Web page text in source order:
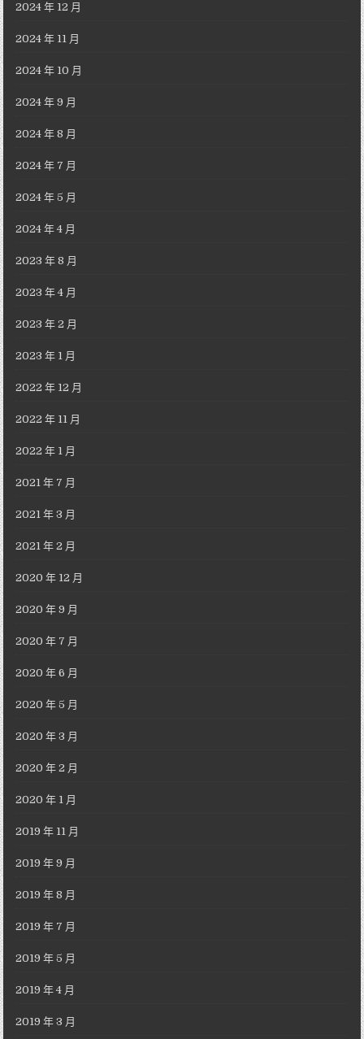
2024 年 12 月
2024 年 11 月
2024 年 10 月
2024 年 9 月
2024 年 8 月
2024 年 7 月
2024 年 5 月
2024 年 4 月
2023 年 8 月
2023 年 4 月
2023 年 2 月
2023 年 1 月
2022 年 12 月
2022 年 11 月
2022 年 1 月
2021 年 7 月
2021 年 3 月
2021 年 2 月
2020 年 12 月
2020 年 9 月
2020 年 7 月
2020 年 6 月
2020 年 5 月
2020 年 3 月
2020 年 2 月
2020 年 1 月
2019 年 11 月
2019 年 9 月
2019 年 8 月
2019 年 7 月
2019 年 5 月
2019 年 4 月
2019 年 3 月